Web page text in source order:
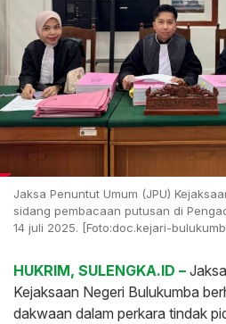
Jaksa Penuntut Umum (JPU)
sidang pembacaan putusan di
14 juli 2025. [Foto:doc.kejari-
HUKRIM, SULENGKA.ID –
Kejaksaan Negeri Bulukumba
dakwaan dalam perkara tindak